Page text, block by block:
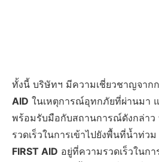
ทั้งนี้ บริษัทฯ มีความเชี่ยวชาญจาก
AID ในเหตุการณ์อุทกภัยที่ผ่านมา
พร้อมรับมือกับสถานการณ์ดังกล่าว
รวดเร็วในการเข้าไปยังพื้นที่น้ำท่ว
FIRST AID อยู่ที่ความรวดเร็วใน